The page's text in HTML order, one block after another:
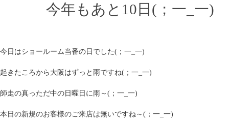
今年もあと10日(；一_一)
今日はショールーム当番の日でした(；一_一)
起きたころから大阪はずっと雨ですね(；一_一)
師走の真っただ中の日曜日に雨～(；一_一)
本日の新規のお客様のご来店は無いですね～(；一_一)